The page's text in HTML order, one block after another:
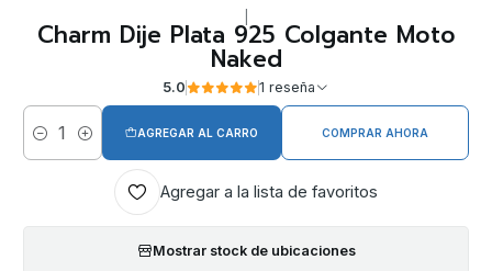
Charm Dije Plata 925 Colgante Moto
Naked
5.0 1 reseña
Cantidad
AGREGAR AL CARRO COMPRAR AHORA
Agregar a la lista de favoritos
Mostrar stock de ubicaciones